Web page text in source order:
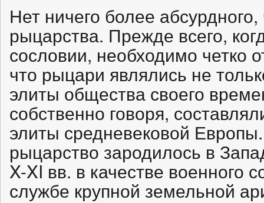
Нет ничего более
рыцарства. Прежде всего,
сословии, необходимо четко
что рыцари являлись не
элиты общества своего
собственно говоря,
элиты средневековой
рыцарство зародилось в
X-XI вв. в качестве военного
службе крупной земельной